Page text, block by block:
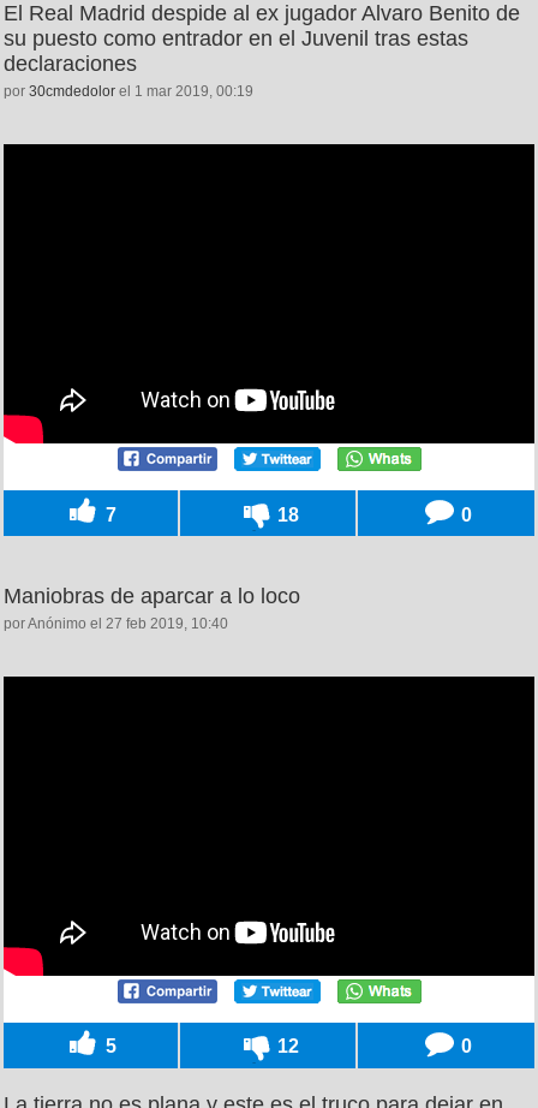
El Real Madrid despide al ex jugador Alvaro Benito de
su puesto como entrador en el Juvenil tras estas
declaraciones
por 30cmdedolor el 1 mar 2019, 00:19
7 18 0
Maniobras de aparcar a lo loco
por Anónimo el 27 feb 2019, 10:40
5 12 0